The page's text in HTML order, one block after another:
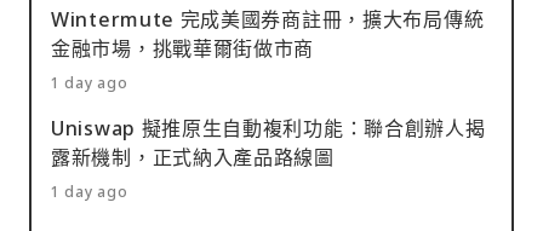
Wintermute 完成美國券商註冊，擴大布局傳統
金融市場，挑戰華爾街做市商
1 day ago
Uniswap 擬推原生自動複利功能：聯合創辦人揭
露新機制，正式納入產品路線圖
1 day ago